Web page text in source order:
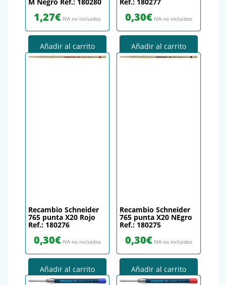
1,27€ IVA no incluidos
Añadir al carrito
0,30€ IVA no incluidos
Añadir al carrito
Recambio Schneider
765 punta X20 Rojo
Ref.: 180276
0,30€ IVA no incluidos
Añadir al carrito
Recambio Schneider
765 punta X20 NEgro
Ref.: 180275
0,30€ IVA no incluidos
Añadir al carrito